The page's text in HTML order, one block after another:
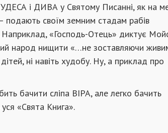
і ДИВА у Святому Писанні, як на
подають своїм земним стадам рабів
«Господь-Отець» диктує
народ нищити «…не зоставляючи
ні навіть худобу. Ну, а приклад про
бачити сліпа ВІРА, але легко бачить
«Свята Книга».